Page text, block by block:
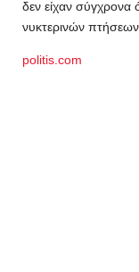
δεν είχαν σύγχρονα
νυκτερινών πτήσεων.
politis.com